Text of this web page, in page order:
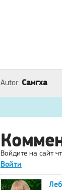
Autor: Сангха
Войдите на сайт
Войти